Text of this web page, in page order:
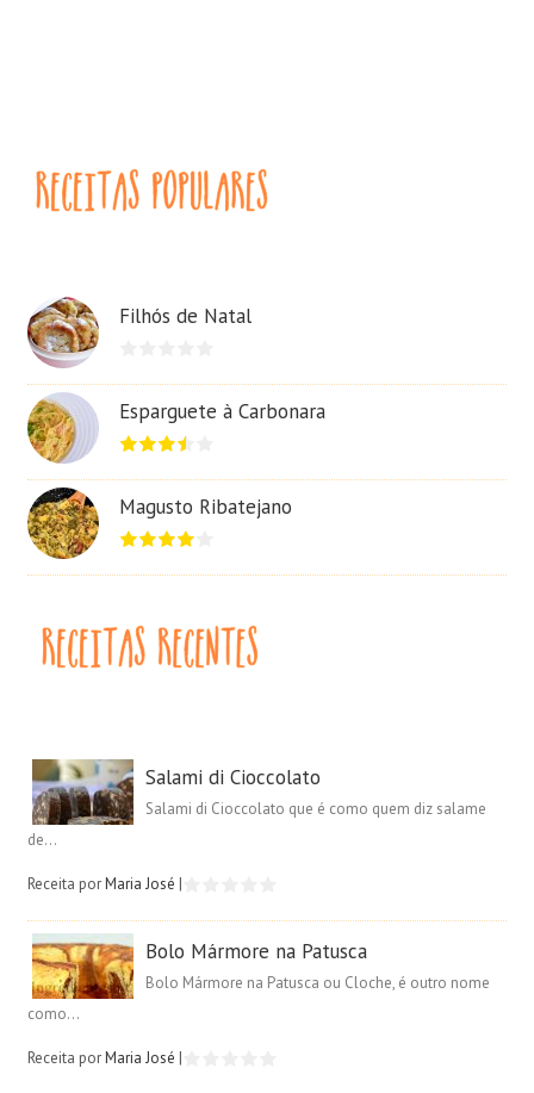
Filhós de Natal
Esparguete à Carbonara
Magusto Ribatejano
Salami di Cioccolato
Salami di Cioccolato que é como quem diz salame
de...
Receita porMaria José |
Bolo Mármore na Patusca
Bolo Mármore na Patusca ou Cloche, é outro nome
como...
Receita porMaria José |